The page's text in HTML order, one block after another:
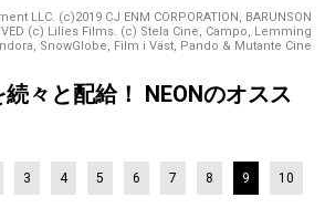
LLC. (c)2019 CJ ENM CORPORATION, BARUNSON
(c) Lilies Films. (c) Stela Cine, Campo, Lemming
SnowGlobe, Film i Väst, Pando & Mutante Cine
々と配給！ NEONのオスス
3 4 5 6 7 8 9 10